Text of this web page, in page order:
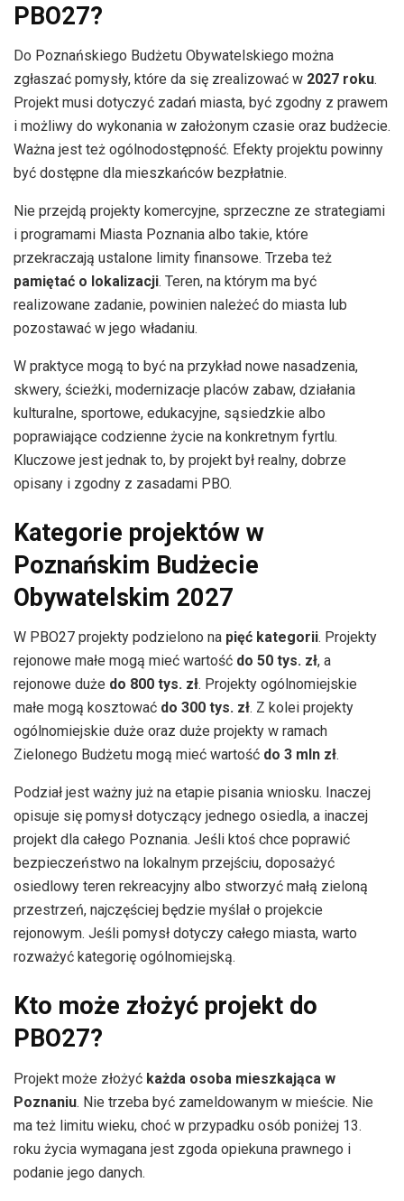
PBO27?
Do Poznańskiego Budżetu Obywatelskiego można
zgłaszać pomysły, które da się zrealizować w 2027 roku.
Projekt musi dotyczyć zadań miasta, być zgodny z prawem
i możliwy do wykonania w założonym czasie oraz budżecie.
Ważna jest też ogólnodostępność. Efekty projektu powinny
być dostępne dla mieszkańców bezpłatnie.
Nie przejdą projekty komercyjne, sprzeczne ze strategiami
i programami Miasta Poznania albo takie, które
przekraczają ustalone limity finansowe. Trzeba też
pamiętać o lokalizacji. Teren, na którym ma być
realizowane zadanie, powinien należeć do miasta lub
pozostawać w jego władaniu.
W praktyce mogą to być na przykład nowe nasadzenia,
skwery, ścieżki, modernizacje placów zabaw, działania
kulturalne, sportowe, edukacyjne, sąsiedzkie albo
poprawiające codzienne życie na konkretnym fyrtlu.
Kluczowe jest jednak to, by projekt był realny, dobrze
opisany i zgodny z zasadami PBO.
Kategorie projektów w
Poznańskim Budżecie
Obywatelskim 2027
W PBO27 projekty podzielono na pięć kategorii. Projekty
rejonowe małe mogą mieć wartość do 50 tys. zł, a
rejonowe duże do 800 tys. zł. Projekty ogólnomiejskie
małe mogą kosztować do 300 tys. zł. Z kolei projekty
ogólnomiejskie duże oraz duże projekty w ramach
Zielonego Budżetu mogą mieć wartość do 3 mln zł.
Podział jest ważny już na etapie pisania wniosku. Inaczej
opisuje się pomysł dotyczący jednego osiedla, a inaczej
projekt dla całego Poznania. Jeśli ktoś chce poprawić
bezpieczeństwo na lokalnym przejściu, doposażyć
osiedlowy teren rekreacyjny albo stworzyć małą zieloną
przestrzeń, najczęściej będzie myślał o projekcie
rejonowym. Jeśli pomysł dotyczy całego miasta, warto
rozważyć kategorię ogólnomiejską.
Kto może złożyć projekt do
PBO27?
Projekt może złożyć każda osoba mieszkająca w
Poznaniu. Nie trzeba być zameldowanym w mieście. Nie
ma też limitu wieku, choć w przypadku osób poniżej 13.
roku życia wymagana jest zgoda opiekuna prawnego i
podanie jego danych.